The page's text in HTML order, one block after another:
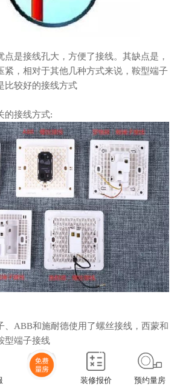
点是接线孔大，方便了接线。其缺点是，
紧，相对于其他几种方式来说，鞍型端子
比较好的接线方式
的接线方式:
、ABB和施耐德使用了螺丝接线，西蒙和
型端子接线
什么材料？
，我们在看一下这些开关里面到底长什么
装修报价 预约量房